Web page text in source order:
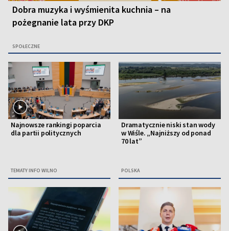
Dobra muzyka i wyśmienita kuchnia – na
pożegnanie lata przy DKP
SPOŁECZNE
Najnowsze rankingi poparcia
dla partii politycznych
TEMATY INFO WILNO
Dramatycznie niski stan wody
w Wiśle. „Najniższy od ponad
70 lat”
POLSKA